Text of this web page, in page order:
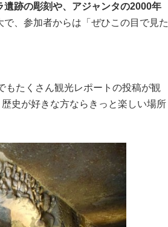
遺跡の彫刻や、アジャンタの2000年
、参加者からは「ぜひこの目で見た
もたくさん観光レポートの投稿が観
史が好きな方ならきっと楽しい場所